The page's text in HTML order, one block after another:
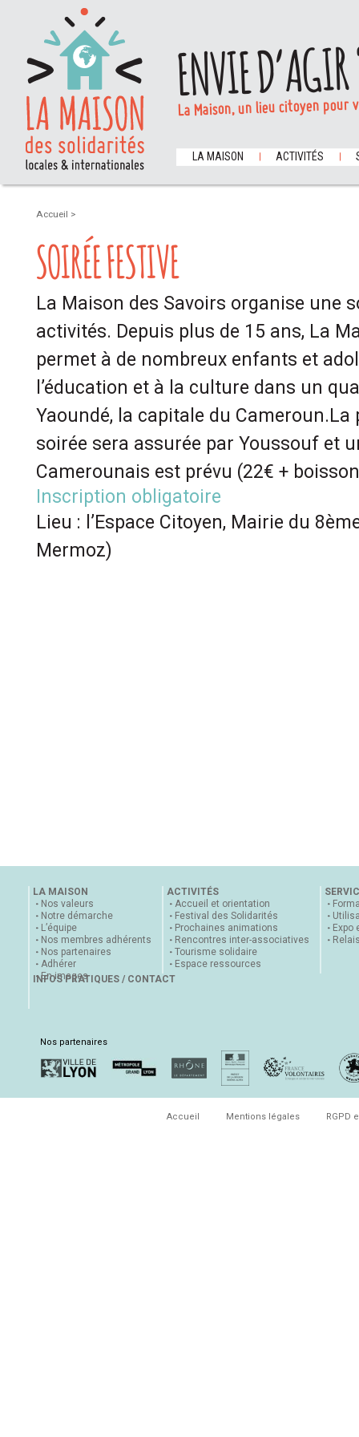
ENVIE
La Maison, un lieu citoyen
LA MAISON ACTIVITÉS
Accueil >
SOIRÉE FESTIVE
La Maison des Savoirs organise une
activités. Depuis plus de 15 ans, La
permet à de nombreux enfants et
l’éducation et à la culture dans un
Yaoundé, la capitale du
soirée sera assurée par Youssouf et
Camerounais est prévu (22€ +
Inscription obligatoire
Lieu : l’Espace Citoyen, Mairie du
Mermoz)
LA MAISON
Nos valeurs
Notre démarche
L’équipe
Nos membres adhérents
Nos partenaires
Adhérer
En images
ACTIVITÉS
Accueil et orientation
Festival des Solidarités
Prochaines animations
Rencontres inter-associatives
Tourisme solidaire
Espace ressources
Expo
INFOS PRATIQUES / CONTACT
Nos partenaires
Accueil Mentions légales RGPD